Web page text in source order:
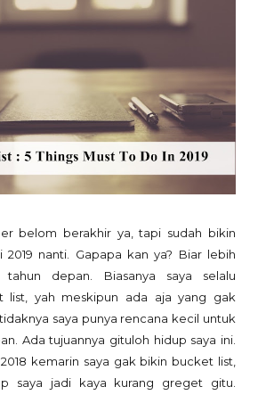
belom berakhir ya, tapi sudah bikin
nanti. Gapapa kan ya? Biar lebih
depan. Biasanya saya selalu
list, yah meskipun ada aja yang gak
saya punya rencana kecil untuk
Ada tujuannya gituloh hidup saya ini.
kemarin saya gak bikin bucket list,
saya jadi kaya kurang greget gitu.